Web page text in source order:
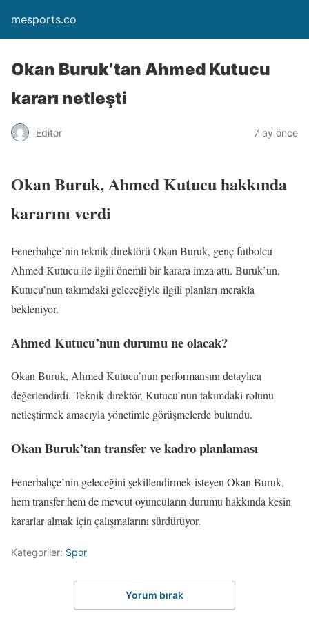
mesports.co
Okan Buruk’tan Ahmed Kutucu
kararı netleşti
Editor 7 ay önce
Okan Buruk, Ahmed Kutucu hakkında
kararını verdi
Fenerbahçe’nin teknik direktörü Okan Buruk, genç futbolcu
Ahmed Kutucu ile ilgili önemli bir karara imza attı. Buruk’un,
Kutucu’nun takımdaki geleceğiyle ilgili planları merakla
bekleniyor.
Ahmed Kutucu’nun durumu ne olacak?
Okan Buruk, Ahmed Kutucu’nun performansını detaylıca
değerlendirdi. Teknik direktör, Kutucu’nun takımdaki rolünü
netleştirmek amacıyla yönetimle görüşmelerde bulundu.
Okan Buruk’tan transfer ve kadro planlaması
Fenerbahçe’nin geleceğini şekillendirmek isteyen Okan Buruk,
hem transfer hem de mevcut oyuncuların durumu hakkında kesin
kararlar almak için çalışmalarını sürdürüyor.
Kategoriler: Spor
Yorum bırak